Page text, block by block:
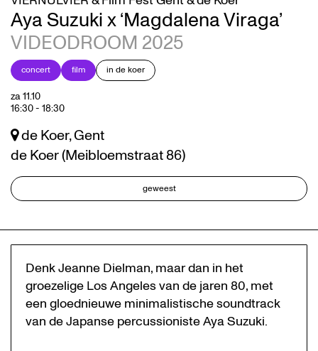
Aya Suzuki x ‘Magdalena Viraga’
VIDEODROOM 2025
concert film in de koer
za 11.10
16:30- 18:30
de Koer, Gent
de Koer (Meibloemstraat 86)
geweest
Denk Jeanne Dielman, maar dan in het
groezelige Los Angeles van de jaren 80, met
een gloednieuwe minimalistische soundtrack
van de Japanse percussioniste Aya Suzuki.